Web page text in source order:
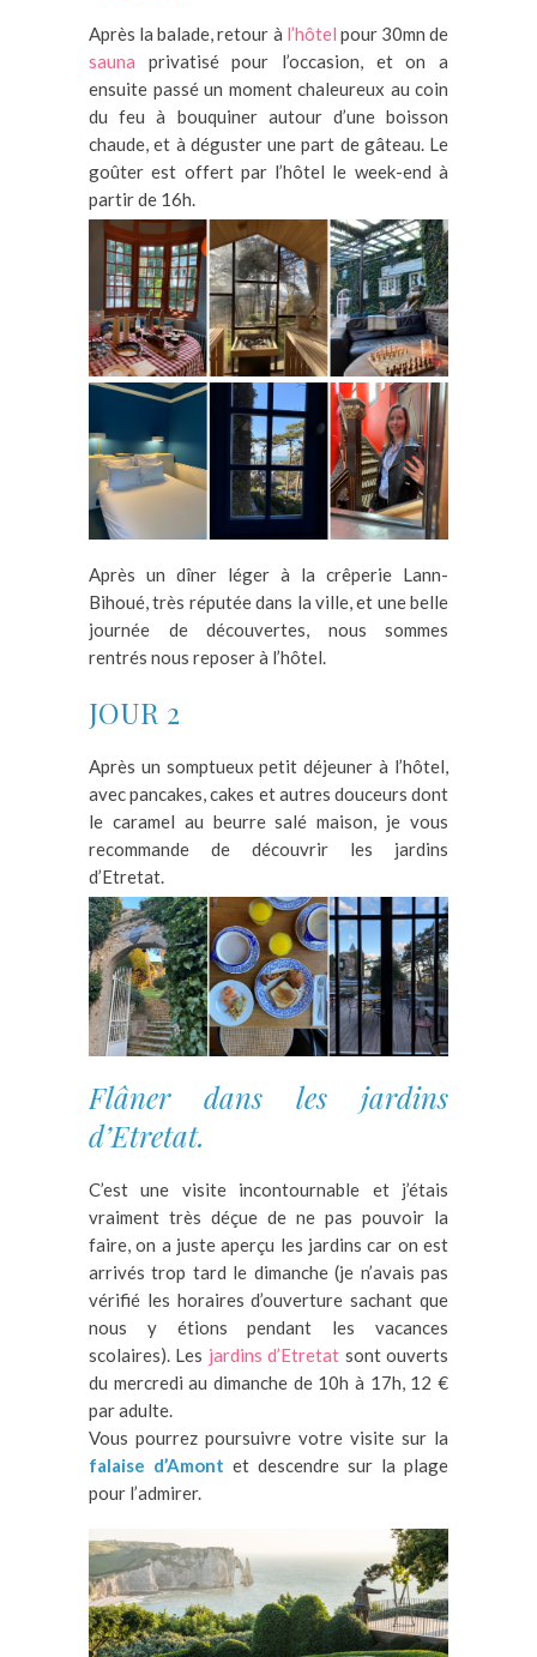
Après la balade, retour à l’hôtel pour 30mn de
sauna privatisé pour l’occasion, et on a
ensuite passé un moment chaleureux au coin
du feu à bouquiner autour d’une boisson
chaude, et à déguster une part de gâteau. Le
goûter est offert par l’hôtel le week-end à
partir de 16h.
Après un dîner léger à la crêperie Lann-
Bihoué, très réputée dans la ville, et une belle
journée de découvertes, nous sommes
rentrés nous reposer à l’hôtel.
JOUR 2
Après un somptueux petit déjeuner à l’hôtel,
avec pancakes, cakes et autres douceurs dont
le caramel au beurre salé maison, je vous
recommande de découvrir les jardins
d’Etretat.
Flâner dans les jardins
d’Etretat.
C’est une visite incontournable et j’étais
vraiment très déçue de ne pas pouvoir la
faire, on a juste aperçu les jardins car on est
arrivés trop tard le dimanche (je n’avais pas
vérifié les horaires d’ouverture sachant que
nous y étions pendant les vacances
scolaires). Les jardins d’Etretat sont ouverts
du mercredi au dimanche de 10h à 17h, 12 €
par adulte.
Vous pourrez poursuivre votre visite sur la
falaise d’Amont et descendre sur la plage
pour l’admirer.